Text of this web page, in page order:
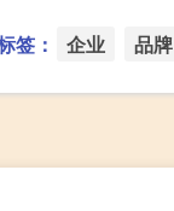
签： 企业 品牌